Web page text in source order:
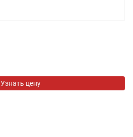
Узнать цену